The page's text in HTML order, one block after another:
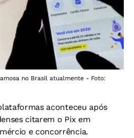
no Brasil atualmente - Foto:
aconteceu após
citarem o Pix em
e concorrência.